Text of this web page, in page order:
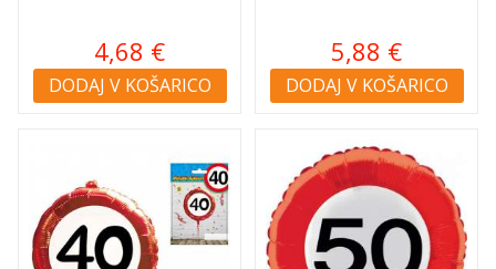
4,68 €
DODAJ V KOŠARICO
5,88 €
DODAJ V KOŠARICO